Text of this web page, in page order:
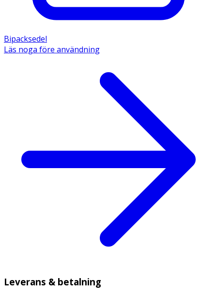
Bipacksedel
Läs noga före användning
Leverans & betalning